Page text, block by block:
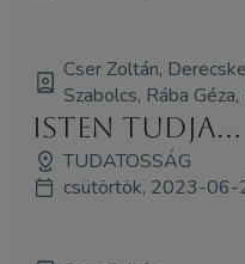
Cser Zoltán,
Szabolcs, Rába
Isten tudja...
TUDATOSSÁG
csütörtök, 2023-